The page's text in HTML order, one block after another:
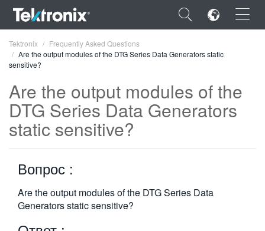
×
ENGLISH
FRANÇAIS
简体中文
Tektronix
Frequently Asked Questions
Are the output modules of the DTG Series Data Generators static
sensitive?
Are the output modules of the
DTG Series Data Generators
static sensitive?
Вопрос :
Are the output modules of the DTG Series Data
Generators static sensitive?